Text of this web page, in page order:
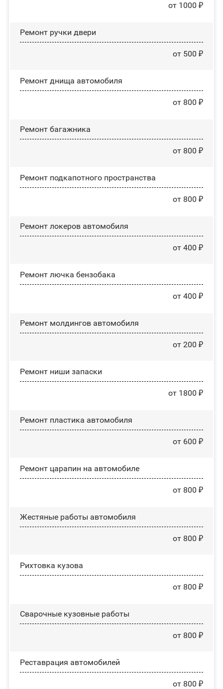
от 1000 ₽
Ремонт ручки двери
от 500 ₽
Ремонт днища автомобиля
от 800 ₽
Ремонт багажника
от 800 ₽
Ремонт подкапотного пространства
от 800 ₽
Ремонт лoĸepoв автомобиля
от 400 ₽
Ремонт лючка бензобака
от 400 ₽
Ремонт молдингов автомобиля
от 200 ₽
Ремонт ниши запаски
от 1800 ₽
Ремонт пластика автомобиля
от 600 ₽
Ремонт царапин на автомобиле
от 800 ₽
Жестяные работы автомобиля
от 800 ₽
Рихтовка кузова
от 800 ₽
Сварочные кузовные работы
от 800 ₽
Реставрация автомобилей
от 800 ₽